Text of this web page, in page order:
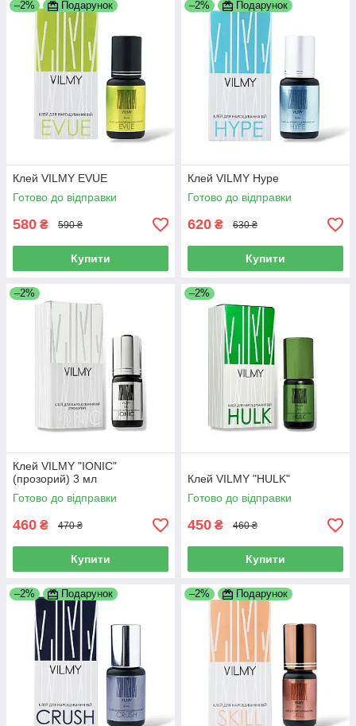
–2% Подарунок
Клей VILMY EVUE
Готово до відправки
580 ₴ 590 ₴
Купити
–2% Подарунок
Клей VILMY Hype
Готово до відправки
620 ₴ 630 ₴
Купити
–2%
Клей VILMY "IONIC"
(прозорий) 3 мл
Готово до відправки
460 ₴ 470 ₴
Купити
–2%
Клей VILMY "HULK"
Готово до відправки
450 ₴ 460 ₴
Купити
–2% Подарунок –2% Подарунок